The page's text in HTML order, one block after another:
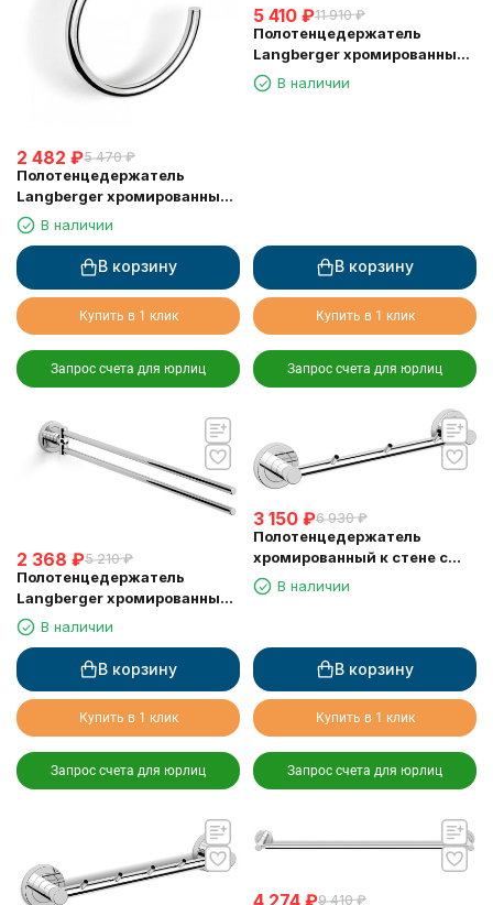
2 482 ₽5 470 ₽
Полотенцедержатель
Langberger хромированный
к стене "полуовал" 11038B
В наличии
В корзину
Купить в 1 клик
Запрос счета для юрлиц
5 410 ₽11 910 ₽
Полотенцедержатель
Langberger хромированный
к стене двойной 60 см
11002A
В наличии
В корзину
Купить в 1 клик
Запрос счета для юрлиц
2 368 ₽5 210 ₽
Полотенцедержатель
Langberger хромированный
к стене двойной поворотный
11008C
В наличии
В корзину
Купить в 1 клик
Запрос счета для юрлиц
3 150 ₽6 930 ₽
Полотенцедержатель
хромированный к стене с
тремя крючками Langberger
11033A
В наличии
В корзину
Купить в 1 клик
Запрос счета для юрлиц
9 410 ₽